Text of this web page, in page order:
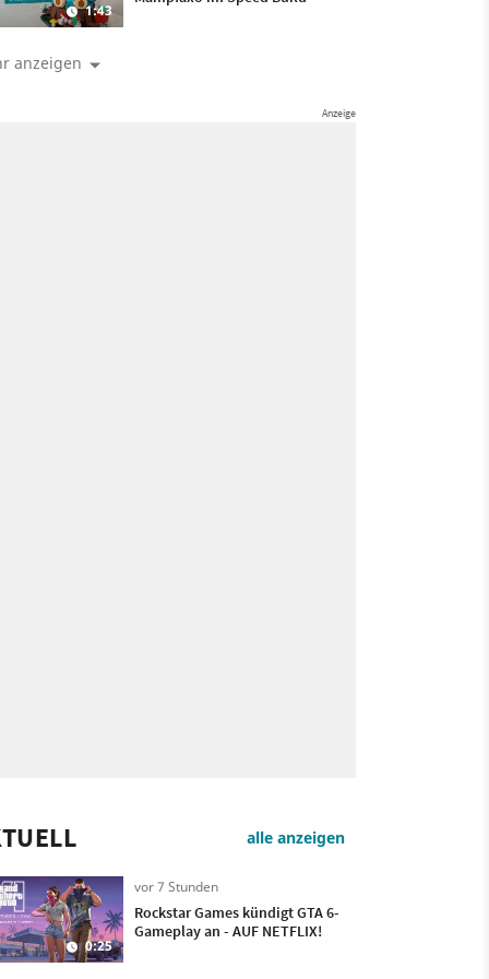
1:43
anzeigen
alle anzeigen
0:25
vor 7 Stunden
Rockstar Games kündigt GTA 6-
Gameplay an - AUF NETFLIX!